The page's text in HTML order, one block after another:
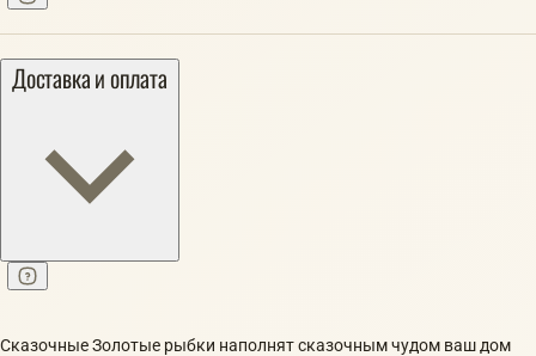
Доставка и оплата
Сказочные Золотые рыбки наполнят сказочным чудом ваш дом